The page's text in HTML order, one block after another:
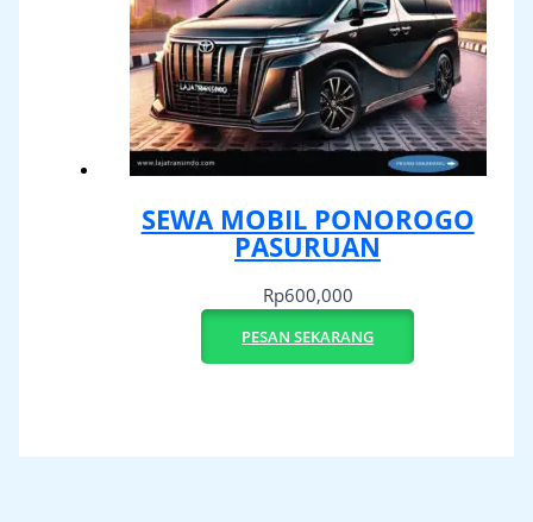
SEWA MOBIL PONOROGO
PASURUAN
Rp600,000
PESAN SEKARANG